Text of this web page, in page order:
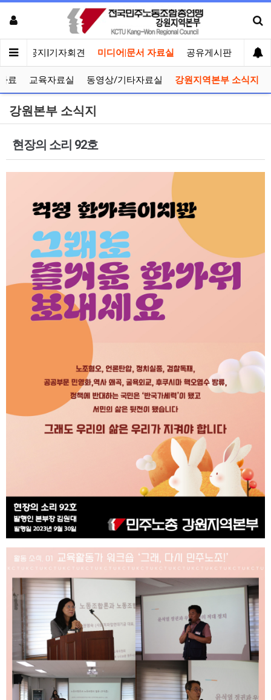
인 공지|기자회견 미디어|문서 자료실 공유게시판 선거
료 교육자료실 동영상/기타자료실 강원지역본부 소식지
강원본부 소식지
현장의 소리 92호